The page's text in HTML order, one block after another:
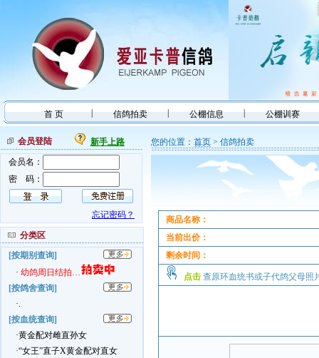
首 页 信鸽拍卖 公棚信息 公棚训赛
会员登陆
新手上路
会员名：
密 码：
忘记密码？
分类区
[按期别查询]
· 幼鸽周日结拍…
[按鸽舍查询]
·.
[按血统查询]
·黄金配对雌直孙女
·“女王”直子X黄金配对直女
您的位置： 首页 > 信鸽拍卖
商品名称：
当前出价：
剩余时间：
点击 查原环血统书或子代鸽父母